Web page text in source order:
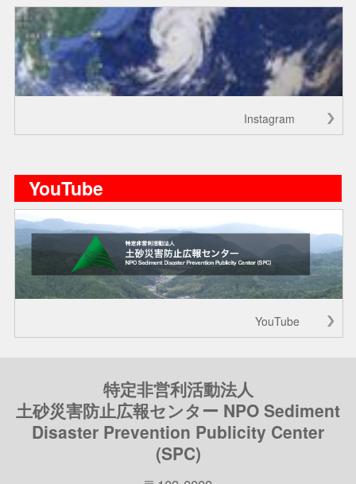
Instagram
YouTube
YouTube
特定非営利活動法人
土砂災害防止広報センター NPO Sediment
Disaster Prevention Publicity Center
(SPC)